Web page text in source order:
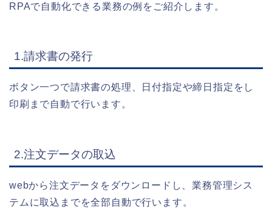
RPAで自動化できる業務の例をご紹介します。
1.請求書の発行
ボタン一つで請求書の処理、日付指定や締日指定をし
印刷まで自動で行います。
2.注文データの取込
webから注文データをダウンロードし、業務管理シス
テムに取込までを全部自動で行います。